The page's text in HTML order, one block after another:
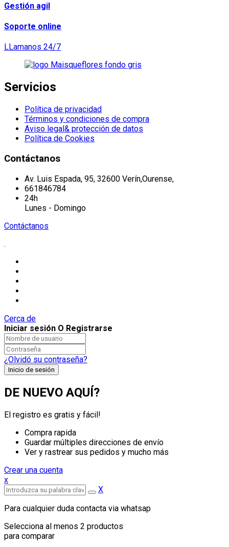
Gestión agil
Soporte online
LLamanos 24/7
Servicios
Política de privacidad
Términos y condiciones de compra
Aviso legal& protección de datos
Política de Cookies
Contáctanos
Av. Luis Espada, 95, 32600 Verín,Ourense,
661846784
24h
Lunes - Domingo
Contáctanos
.
Cerca de
Iniciar sesión O Registrarse
¿Olvidó su contraseña?
DE NUEVO AQUÍ?
El registro es gratis y fácil!
Compra rapida
Guardar múltiples direcciones de envío
Ver y rastrear sus pedidos y mucho más
Crear una cuenta
x
X
Para cualquier duda contacta via whatsap
Selecciona al menos 2 productos
para comparar